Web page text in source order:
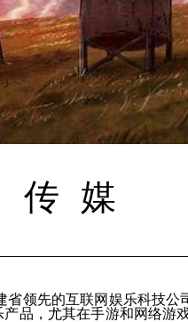
传媒
领先的互联网娱乐科技公
品，尤其在手游和网络游